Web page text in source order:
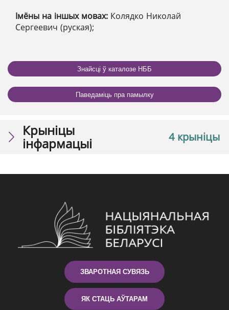
Імёны на іншых мовах: Колядко Николай
Сергеевич (руская);
Знайсці ў каталозе НББ
Паведаміць пра памылку
4 крыніцы
Крыніцы
інфармацыі
ЗВАРОТНАЯ СУВЯЗЬ
ЯК СТАЦЬ АЎТАРАМ